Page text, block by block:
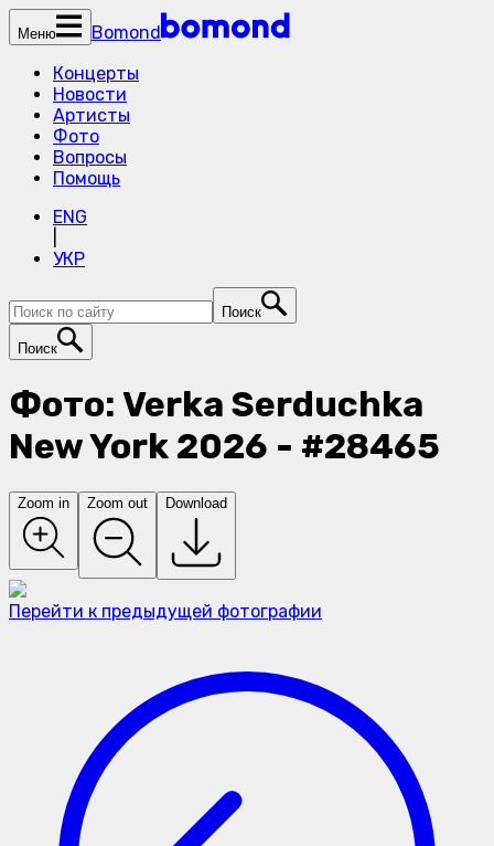
Меню
Bomond
Концерты
Новости
Артисты
Фото
Вопросы
Помощь
ENG
УКР
Поиск
Поиск
Фото: Verka Serduchka
New York 2026 - #28465
Zoom in Zoom out Download
Перейти к предыдущей фотографии